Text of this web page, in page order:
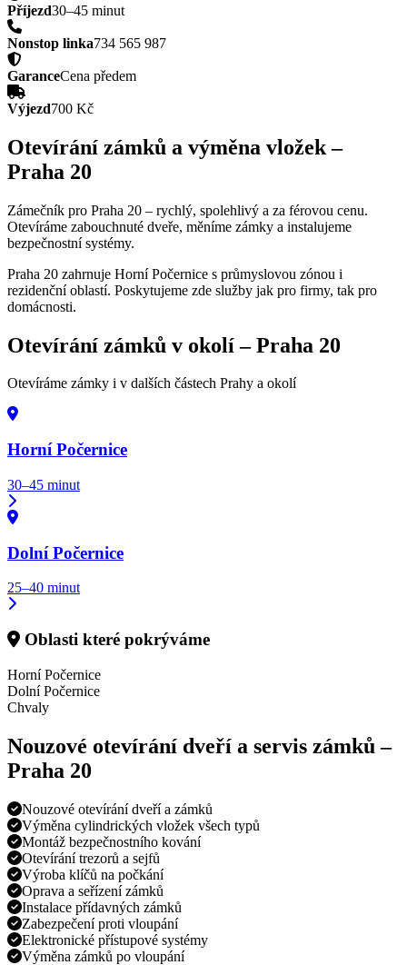
Příjezd30–45 minut
Nonstop linka734 565 987
GaranceCena předem
Výjezd700 Kč
Otevírání zámků a výměna vložek –
Praha 20
Zámečník pro Praha 20 – rychlý, spolehlivý a za férovou cenu.
Otevíráme zabouchnuté dveře, měníme zámky a instalujeme
bezpečnostní systémy.
Praha 20 zahrnuje Horní Počernice s průmyslovou zónou i
rezidenční oblastí. Poskytujeme zde služby jak pro firmy, tak pro
domácnosti.
Otevírání zámků v okolí –Praha 20
Otevíráme zámky i v dalších částech Prahy a okolí
Horní Počernice
30–45 minut
Dolní Počernice
25–40 minut
Oblasti které pokrýváme
Horní Počernice
Dolní Počernice
Chvaly
Nouzové otevírání dveří a servis zámků –
Praha 20
Nouzové otevírání dveří a zámků
Výměna cylindrických vložek všech typů
Montáž bezpečnostního kování
Otevírání trezorů a sejfů
Výroba klíčů na počkání
Oprava a seřízení zámků
Instalace přídavných zámků
Zabezpečení proti vloupání
Elektronické přístupové systémy
Výměna zámků po vloupání